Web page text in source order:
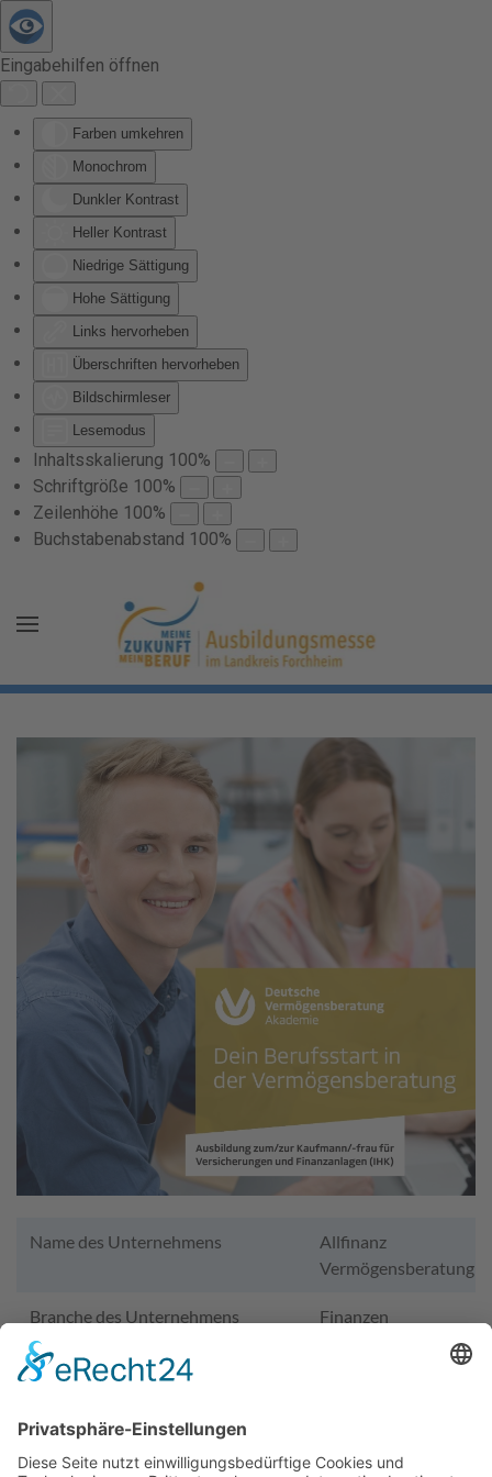
Eingabehilfen öffnen
Farben umkehren
Monochrom
Dunkler Kontrast
Heller Kontrast
Niedrige Sättigung
Hohe Sättigung
Links hervorheben
Überschriften hervorheben
Bildschirmleser
Lesemodus
Inhaltsskalierung 100%
Schriftgröße 100%
Zeilenhöhe 100%
Buchstabenabstand 100%
Zum Hauptinhalt springen
Name des Unternehmens
Allfinanz
Vermögensberatung
Branche des Unternehmens Finanzen
Homepage des Unternehmens
https://www.dvag-
Adresse des Unternehmens
Forchheim